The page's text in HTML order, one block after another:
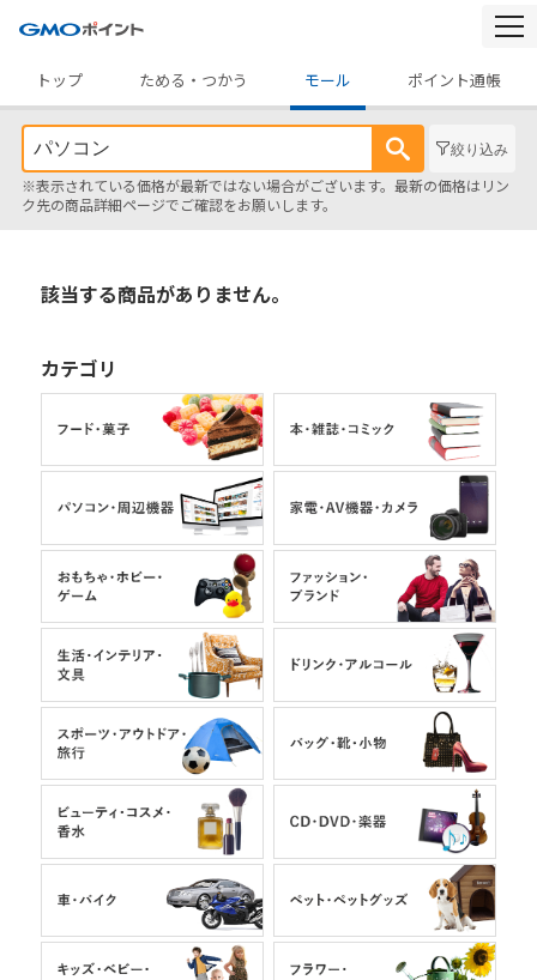
トップ
ためる・つかう モール ポイント通帳
絞り込み
※表示されている価格が最新ではない場合がございます。最新の価格はリン
ク先の商品詳細ページでご確認をお願いします。
該当する商品がありません。
カテゴリ